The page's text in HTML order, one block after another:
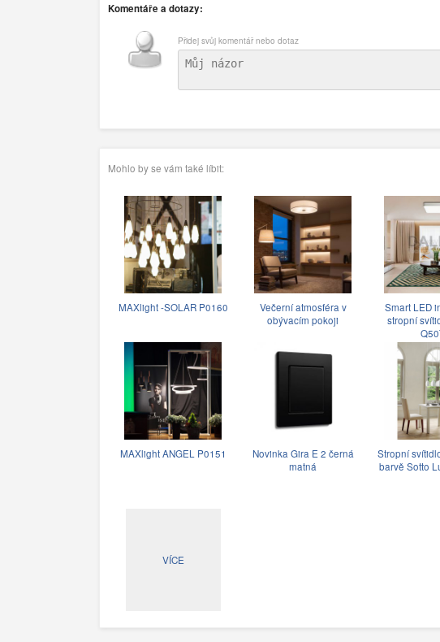
Komentáře a dotazy:
Přidej svůj komentář nebo dotaz
Mohlo by se vám také líbit:
MAXlight -SOLAR P0160
Večerní atmosféra v
obývacím pokoji
Smart LED
stropní
MAXlight ANGEL P0151
Novinka Gira E 2 černá
matná
Stropní
barvě Sotto
VÍCE